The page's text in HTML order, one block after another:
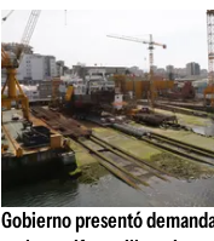
Gobierno presentó